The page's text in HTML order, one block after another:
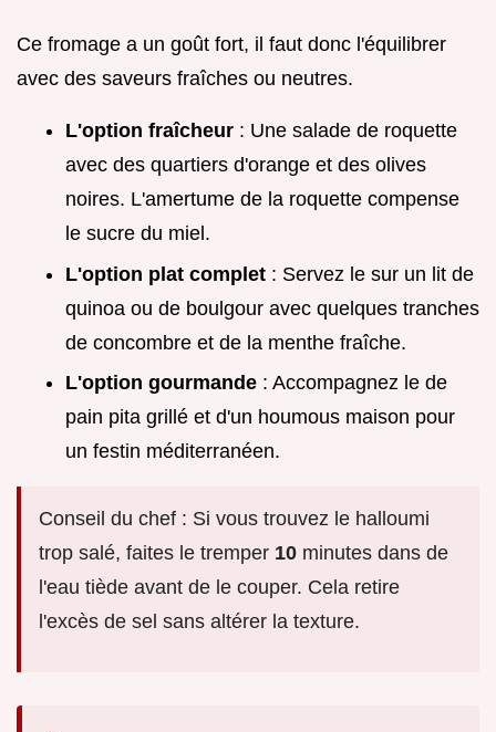
Ce fromage a un goût fort, il faut donc l'équilibrer
avec des saveurs fraîches ou neutres.
L'option fraîcheur : Une salade de roquette
avec des quartiers d'orange et des olives
noires. L'amertume de la roquette compense
le sucre du miel.
L'option plat complet : Servez le sur un lit de
quinoa ou de boulgour avec quelques tranches
de concombre et de la menthe fraîche.
L'option gourmande : Accompagnez le de
pain pita grillé et d'un houmous maison pour
un festin méditerranéen.
Conseil du chef : Si vous trouvez le halloumi
trop salé, faites le tremper 10 minutes dans de
l'eau tiède avant de le couper. Cela retire
l'excès de sel sans altérer la texture.